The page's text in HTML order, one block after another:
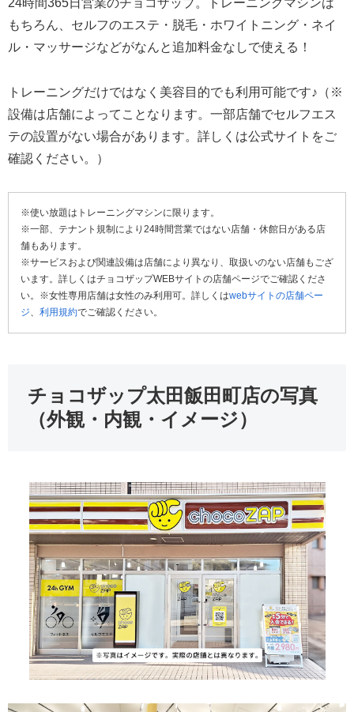
もちろん、セルフのエステ・脱毛・ホワイトニング・ネイ
ル・マッサージなどがなんと追加料金なしで使える！
トレーニングだけではなく美容目的でも利用可能です♪（※
設備は店舗によってことなります。一部店舗でセルフエス
テの設置がない場合があります。詳しくは公式サイトをご
確認ください。）
※使い放題はトレーニングマシンに限ります。
※一部、テナント規制により24時間営業ではない店舗・休館日がある店
舗もあります。
※サービスおよび関連設備は店舗により異なり、取扱いのない店舗もござ
います。詳しくはチョコザップWEBサイトの店舗ページでご確認くださ
い。※女性専用店舗は女性のみ利用可。詳しくはwebサイトの店舗ペー
ジ、 利用規約でご確認ください。
チョコザップ太田飯田町店の写真
（外観・内観・イメージ）